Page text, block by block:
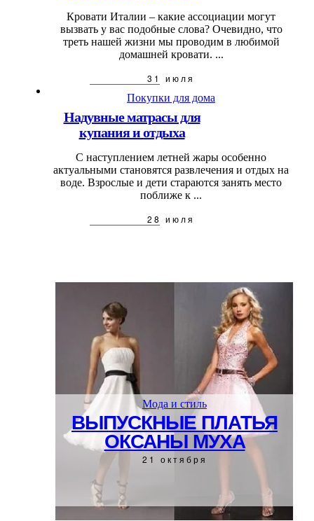
Кровати Италии – какие ассоциации могут
вызвать у вас подобные слова? Очевидно, что
треть нашей жизни мы проводим в любимой
домашней кровати. ...
31 июля
Покупки для дома
Надувные матрасы для
купания и отдыха
С наступлением летней жары особенно
актуальными становятся развлечения и отдых на
воде. Взрослые и дети стараются занять место
поближе к ...
28 июля
Мода и стиль
ВЫПУСКНЫЕ ПЛАТЬЯ
ОКСАНЫ МУХА
21 октября